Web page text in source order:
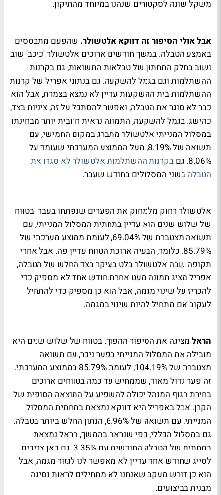
משקל שונה לסקטורים שנהנו במיוחד מהתיקון.
אבל אולי הסיפור זה דווקא אלטשולר. שהפעם מתבססים
באמצע הטבלה. במשך חודשים ארוכים אלטשולר 'כיכב' שוב
ושוב בחלק התחתון של טבלאות התשואות, גם בקרנות
ההשתלמות וגם בגמל להשקעה. גם בנתוני אפריל של קרנות
ההשתלמות בית ההשקעות עדיין לא נמצא בצמרת, אבל הוא
כבר לא סוגר את הטבלה, ואפשר להסתכל על זה, ציניות בצד,
כהישג. בגמל להשקעה, התמונה נראית חיובית יותר מבחינתו
במסלול המנייתי אלטשולר מתברג במקום החמישי, עם
תשואה של 8.19%, מעל הממוצע המערכתי שעומד על
8.06%. גם
בקרנות ההשתלמות אלטשולר לא סגרו את
הטבלה בשני המסלולים בחודש שעבר.
אלטשולר רחוק מלמחוק את הפערים שנפתחו בעבר. בטווח
של שלוש שנים הוא עדיין בתחתית המסלול המנייתי, עם
תשואה מצטברת של 69.04%, לעומת ממוצע מערכתי של
85.79%. כלומר, הבעיה ארוכת הטווח עדיין פה. אבל אחרי
תקופה שבה אלטשולר בלט בעיקר בצד החלש של הטבלה,
אפריל מציג תמונה מעט אחרת.חודש אחד לא מספיק כדי
להכריז על שינוי מגמה, אבל הוא כן מספיק כדי להתחיל
לעקוב אם מתחיל להיות שינוי במגמה.
הראל מציגה את הסיפור ההפוך. בטווח של שלוש שנים היא
מובילה את המסלול המנייתי בפער ניכר, עם תשואה
מצטברת של 104.19%, לעומת 85.79% בממוצע המערכתי.
זה פער גדול מאוד, שממחיש עד כמה בטווחים ארוכים
בחירת הגוף המנהל יכולה להשפיע על התוצאה הסופית של
הקרן. אבל באפריל היא דווקא נמצאת בתחתית המסלול
המנייתי, עם תשואה של 6.96%, הנתון החלש ביותר בטבלה.
גם במסלול הכללי, כפי שנראה בהמשך, הראל נמצאת
בתחתית של הטבלה החודשית עם 3.35%. גם כאן צריכים
לסייג שחודש אחד עדיין לא מאפשר לנו לגזור מגמה, אבל
הוא כן דורש מעקב שאנחנו לא מתחילים לראות נסיגה
מבנית בביצועים.